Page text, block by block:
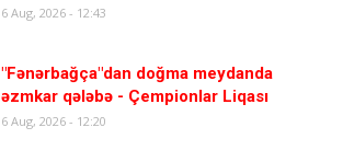
6 Aug, 2026 - 12:43
"Fənərbağça"dan doğma meydanda
əzmkar qələbə - Çempionlar Liqası
6 Aug, 2026 - 12:20